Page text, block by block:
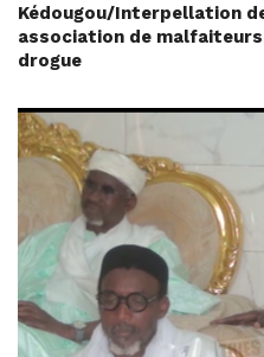
Kédougou/Interpellation
association de
drogue